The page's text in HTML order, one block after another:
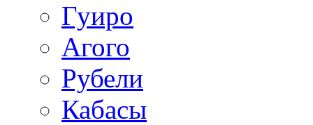
Гуиро
Агого
Рубели
Кабасы